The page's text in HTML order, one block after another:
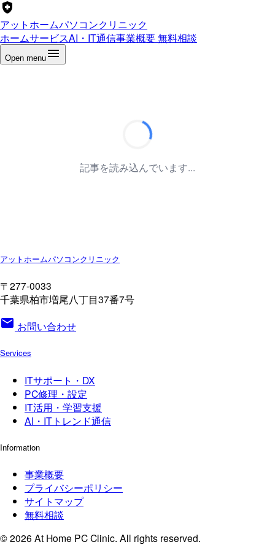
アットホームパソコンクリニック
ホームサービスAI・IT通信事業概要無料相談
Open menu
記事を読み込んでいます...
アットホームパソコンクリニック
〒277-0033
千葉県柏市増尾八丁目37番7号
mail お問い合わせ
Services
ITサポート・DX
PC修理・設定
IT活用・学習支援
AI・ITトレンド通信
Information
事業概要
プライバシーポリシー
サイトマップ
無料相談
© 2026 At Home PC Clinic. All rights reserved.